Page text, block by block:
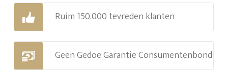
Ruim 150.000 tevreden klanten
Geen Gedoe Garantie Consumentenbond